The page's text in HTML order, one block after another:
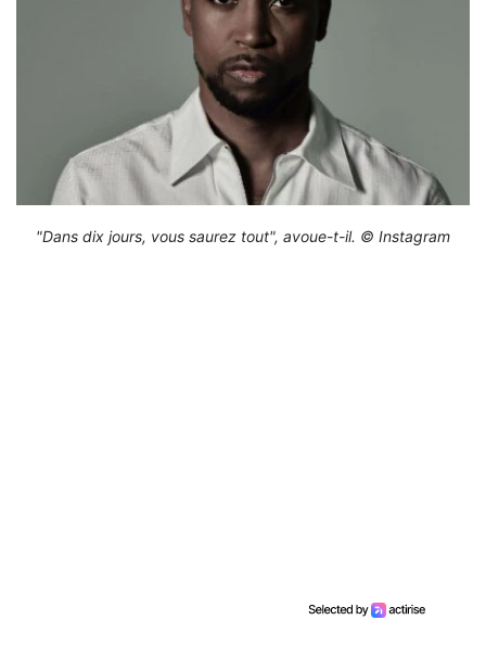
"Dans dix jours, vous saurez tout", avoue-t-il. © Instagram